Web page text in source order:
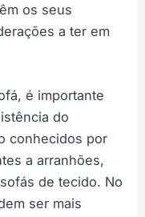
os seus
a ter em
é importante
do
conhecidos por
a arranhões,
de tecido. No
ser mais